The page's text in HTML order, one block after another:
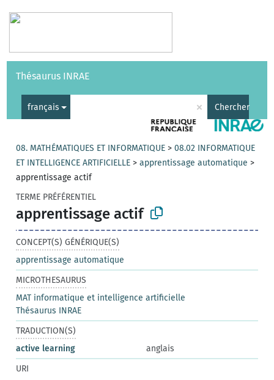
Vocabulaires API
Thésaurus INRAE
français × Chercher
08. MATHÉMATIQUES ET INFORMATIQUE >08.02 INFORMATIQUE
ET INTELLIGENCE ARTIFICIELLE >apprentissage automatique >
apprentissage actif
TERME PRÉFÉRENTIEL
apprentissage actif
CONCEPT(S) GÉNÉRIQUE(S)
apprentissage automatique
MICROTHESAURUS
MAT informatique et intelligence artificielle
Thésaurus INRAE
TRADUCTION(S)
active learning
anglais
URI